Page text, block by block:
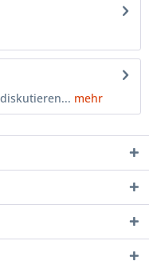
mehr